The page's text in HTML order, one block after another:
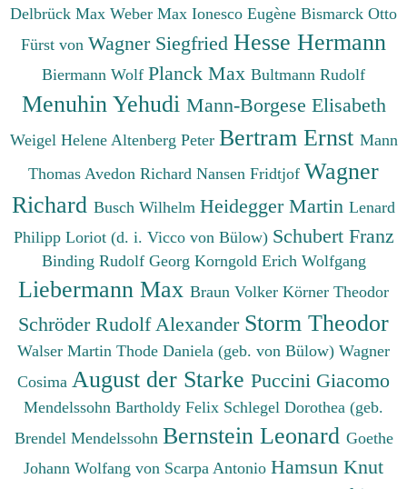
Delbrück Max Weber Max Ionesco Eugène Bismarck Otto
Fürst von Wagner Siegfried Hesse Hermann
Biermann Wolf Planck Max Bultmann Rudolf
Menuhin Yehudi Mann-Borgese Elisabeth
Weigel Helene Altenberg Peter Bertram Ernst Mann
Thomas Avedon Richard Nansen Fridtjof Wagner
Richard Busch Wilhelm Heidegger Martin Lenard
Philipp Loriot (d. i. Vicco von Bülow) Schubert Franz
Binding Rudolf Georg Korngold Erich Wolfgang
Liebermann Max Braun Volker Körner Theodor
Schröder Rudolf Alexander Storm Theodor
Walser Martin Thode Daniela (geb. von Bülow) Wagner
Cosima August der Starke Puccini Giacomo
Mendelssohn Bartholdy Felix Schlegel Dorothea (geb.
Brendel Mendelssohn Bernstein Leonard Goethe
Johann Wolfang von Scarpa Antonio Hamsun Knut